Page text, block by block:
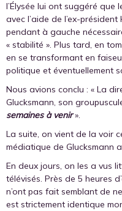
l’Élysée lui ont suggéré que
avec l’aide de l’ex-
pendant à gauche
« stabilité ». Plus tard, en
en se transformant en
politique et éventuellement
Nous avions conclu : « La
Glucksmann, son
semaines à venir».
La suite, on vient de la voir
médiatique de Glucksmann
En deux jours, on les a vus
télévisés. Près de 5 heures
n’ont pas fait semblant de
est strictement identique